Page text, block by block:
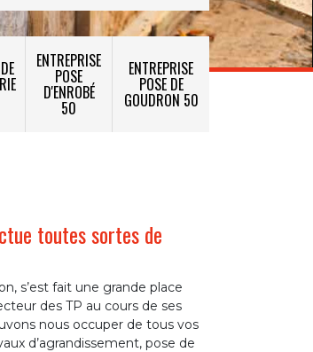
ENTREPRISE
POSE
D'ENROBÉ
50
ENTREPRISE
POSE DE
GOUDRON 50
toutes sortes de
s’est fait une grande place
des TP au cours de ses
nous occuper de tous vos
d’agrandissement, pose de